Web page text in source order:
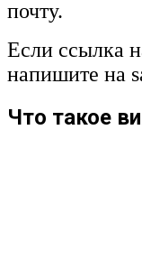
почту.
Если ссылка
напишите на
Что такое